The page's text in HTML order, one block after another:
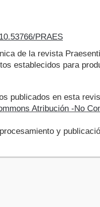
PRAES
de la revista
establecidos para
publicados en esta
Atribución -No
y